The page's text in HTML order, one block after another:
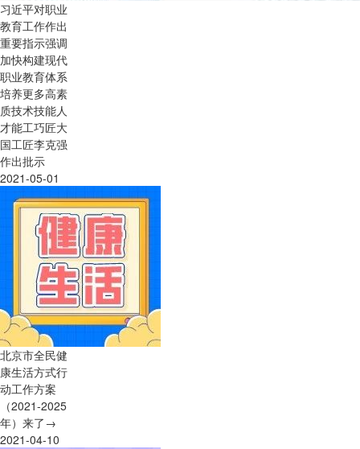
习近平对职业
教育工作作出
重要指示强调
加快构建现代
职业教育体系
培养更多高素
质技术技能人
才能工巧匠大
国工匠李克强
作出批示
2021-05-01
北京市全民健
康生活方式行
动工作方案
（2021-2025
年）来了→
2021-04-10